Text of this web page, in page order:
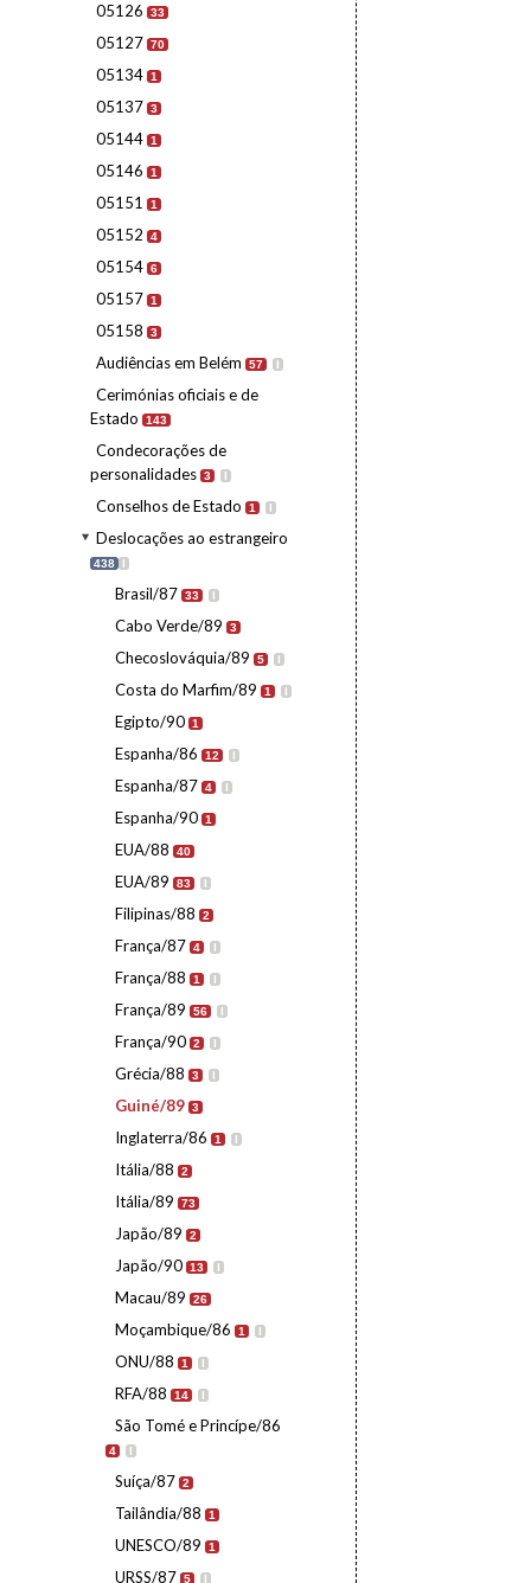
05126 33
05127 70
05134 1
05137 3
05144 1
05146 1
05151 1
05152 4
05154 6
05157 1
05158 3
Audiências em Belém 57 I
Cerimónias oficiais e de
Estado
143
Condecorações de
personalidades 3 I
Conselhos de Estado 1 I
Deslocações ao estrangeiro
438 I
Brasil/87 33 I
Cabo Verde/89 3
Checoslováquia/89 5 I
Costa do Marfim/89 1 I
Egipto/90 1
Espanha/86 12 I
Espanha/87 4 I
Espanha/90 1
EUA/88 40
EUA/89 83 I
Filipinas/88 2
França/87 4 I
França/88 1 I
França/89 56 I
França/90 2 I
Grécia/88 3 I
Guiné/89 3
Inglaterra/86 1 I
Itália/88 2
Itália/89 73
Japão/89 2
Japão/90 13 I
Macau/89 26
Moçambique/86 1 I
ONU/88 1 I
RFA/88 14 I
São Tomé e Princípe/86
4 I
Suíça/87 2
Tailândia/88 1
UNESCO/89 1
URSS/87 5 I